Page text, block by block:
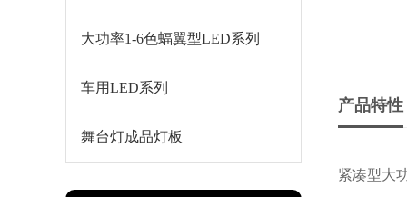
大功率1-6色蝠翼型LED系列
车用LED系列
舞台灯成品灯板
产品特性
紧凑型大